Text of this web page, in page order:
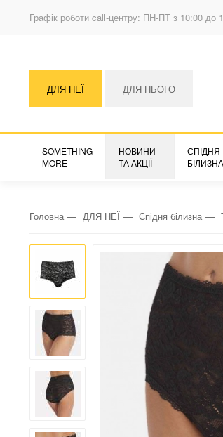
Графік роботи call-центру: ПН-ПТ з 10:00
ДЛЯ НЕЇ ДЛЯ НЬОГО
SOMETHING
MORE
НОВИНИ
ТА АКЦІЇ
СПІДНЯ
БІЛИЗНА
Головна ДЛЯ НЕЇ Спідня білизна